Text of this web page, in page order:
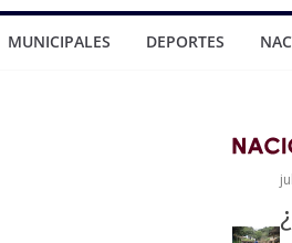
MUNICIPALES DEPORTES